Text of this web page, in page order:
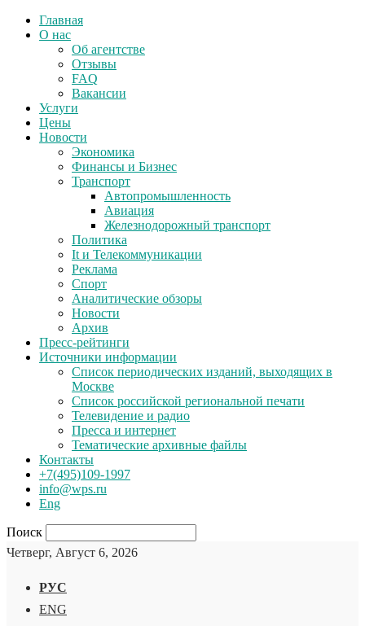
Главная
О нас
Об агентстве
Отзывы
FAQ
Вакансии
Услуги
Цены
Новости
Экономика
Финансы и Бизнес
Транспорт
Автопромышленность
Авиация
Железнодорожный транспорт
Политика
It и Телекоммуникации
Реклама
Спорт
Аналитические обзоры
Новости
Архив
Пресс-рейтинги
Источники информации
Список периодических изданий, выходящих в
Москве
Список российской региональной печати
Телевидение и радио
Пресса и интернет
Тематические архивные файлы
Контакты
+7(495)109-1997
info@wps.ru
Eng
Поиск
Четверг, Август 6, 2026
РУС
ENG